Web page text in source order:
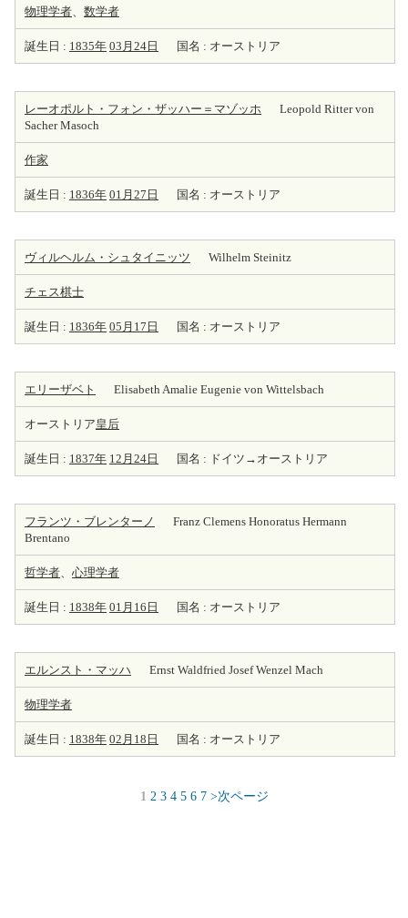
物理学者、 数学者
誕生日 : 1835年 03月24日 国名 : オーストリア
レーオポルト・フォン・ザッハー＝マゾッホ
Leopold Ritter von
Sacher Masoch
作家
誕生日 : 1836年 01月27日 国名 : オーストリア
ヴィルヘルム・シュタイニッツ Wilhelm Steinitz
チェス棋士
誕生日 : 1836年 05月17日 国名 : オーストリア
エリーザベト Elisabeth Amalie Eugenie von Wittelsbach
オーストリア皇后
誕生日 : 1837年 12月24日 国名 : ドイツ→オーストリア
フランツ・ブレンターノ
Franz Clemens Honoratus Hermann
Brentano
哲学者、 心理学者
誕生日 : 1838年 01月16日 国名 : オーストリア
エルンスト・マッハ Ernst Waldfried Josef Wenzel Mach
物理学者
誕生日 : 1838年 02月18日 国名 : オーストリア
1 2 3 4 5 6 7 >次ページ